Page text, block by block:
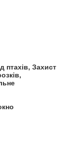
птахів, Захист